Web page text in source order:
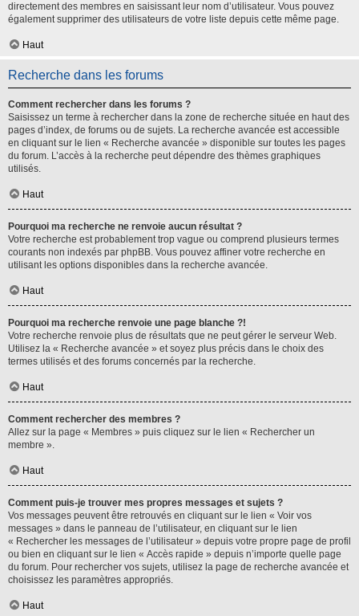
directement des membres en saisissant leur nom d’utilisateur. Vous pouvez
également supprimer des utilisateurs de votre liste depuis cette même page.
Haut
Recherche dans les forums
Comment rechercher dans les forums ?
Saisissez un terme à rechercher dans la zone de recherche située en haut des
pages d’index, de forums ou de sujets. La recherche avancée est accessible
en cliquant sur le lien « Recherche avancée » disponible sur toutes les pages
du forum. L’accès à la recherche peut dépendre des thèmes graphiques
utilisés.
Haut
Pourquoi ma recherche ne renvoie aucun résultat ?
Votre recherche est probablement trop vague ou comprend plusieurs termes
courants non indexés par phpBB. Vous pouvez affiner votre recherche en
utilisant les options disponibles dans la recherche avancée.
Haut
Pourquoi ma recherche renvoie une page blanche ?!
Votre recherche renvoie plus de résultats que ne peut gérer le serveur Web.
Utilisez la « Recherche avancée » et soyez plus précis dans le choix des
termes utilisés et des forums concernés par la recherche.
Haut
Comment rechercher des membres ?
Allez sur la page « Membres » puis cliquez sur le lien « Rechercher un
membre ».
Haut
Comment puis-je trouver mes propres messages et sujets ?
Vos messages peuvent être retrouvés en cliquant sur le lien « Voir vos
messages » dans le panneau de l’utilisateur, en cliquant sur le lien
« Rechercher les messages de l’utilisateur » depuis votre propre page de profil
ou bien en cliquant sur le lien « Accès rapide » depuis n’importe quelle page
du forum. Pour rechercher vos sujets, utilisez la page de recherche avancée et
choisissez les paramètres appropriés.
Haut